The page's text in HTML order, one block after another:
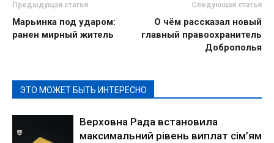
Предыдущая статья
Марьинка под ударом:
ранен мирный житель
Следующая статья
О чём рассказал новый
главный правоохранитель
Доброполья
ЭТО МОЖЕТ БЫТЬ ИНТЕРЕСНО
Верховна Рада встановила
максимальний рівень виплат сім’ям